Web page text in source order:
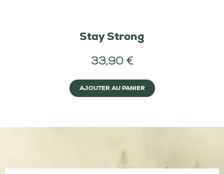
Stay Strong
33,90 €
AJOUTER AU PANIER